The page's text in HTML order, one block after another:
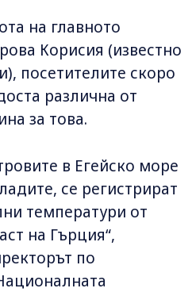
на главното
Корисия (известно
посетителите скоро
различна от
за това.
в Егейско море
се регистрират
температури от
на Гърция“,
по